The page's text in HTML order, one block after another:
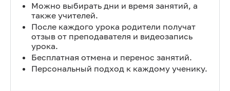
Можно выбирать дни и время занятий, а
также учителей.
После каждого урока родители получат
отзыв от преподавателя и видеозапись
урока.
Бесплатная отмена и перенос занятий.
Персональный подход к каждому ученику.